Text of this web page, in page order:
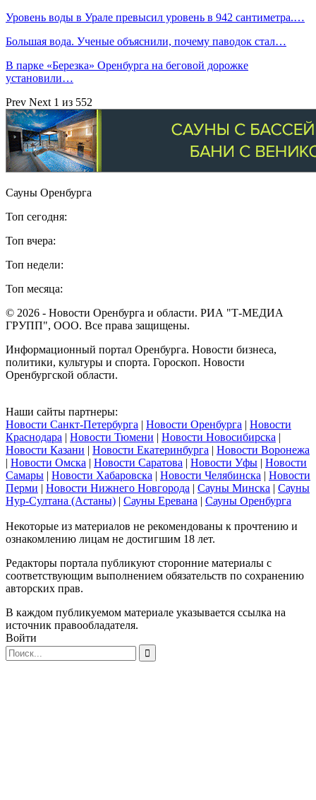
Уровень воды в Урале превысил уровень в 942 сантиметра.…
Большая вода. Ученые объяснили, почему паводок стал…
В парке «Березка» Оренбурга на беговой дорожке
установили…
Prev Next 1 из 552
Сауны Оренбурга
Топ сегодня:
Топ вчера:
Топ недели:
Топ месяца:
© 2026 - Новости Оренбурга и области. РИА "Т-МЕДИА
ГРУПП", ООО. Все права защищены.
Информационный портал Оренбурга. Новости бизнеса,
политики, культуры и спорта. Гороскоп. Новости
Оренбургской области.
Наши сайты партнеры:
Новости Санкт-Петербурга | Новости Оренбурга | Новости
Краснодара | Новости Тюмени | Новости Новосибирска |
Новости Казани | Новости Екатеринбурга | Новости Воронежа
| Новости Омска | Новости Саратова | Новости Уфы | Новости
Самары | Новости Хабаровска | Новости Челябинска | Новости
Перми | Новости Нижнего Новгорода | Сауны Минска | Сауны
Нур-Султана (Астаны) | Сауны Еревана | Сауны Оренбурга
Некоторые из материалов не рекомендованы к прочтению и
ознакомлению лицам не достигшим 18 лет.
Редакторы портала публикуют сторонние материалы с
соответствующим выполнением обязательств по сохранению
авторских прав.
В каждом публикуемом материале указывается ссылка на
источник правообладателя.
Войти